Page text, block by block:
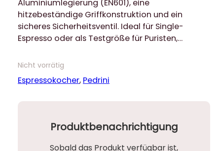
Aluminiumlegierung (EN601), eine
hitzebeständige Griffkonstruktion und ein
sicheres Sicherheitsventil. Ideal für Single-
Espresso oder als Testgröße für Puristen,…
Nicht vorrätig
Espressokocher, Pedrini
Produktbenachrichtigung
Sobald das Produkt verfügbar ist,